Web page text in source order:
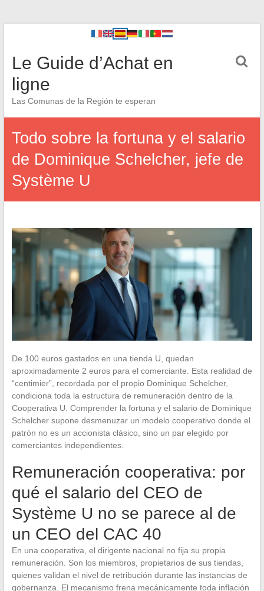
Le Guide d’Achat en
ligne
Las Comunas de la Región te esperan
Todo sobre la fortuna y el salario
de Dominique Schelcher, jefe de
Système U
De 100 euros gastados en una tienda U, quedan
aproximadamente 2 euros para el comerciante. Esta realidad de
“centimier”, recordada por el propio Dominique Schelcher,
condiciona toda la estructura de remuneración dentro de la
Cooperativa U. Comprender la fortuna y el salario de Dominique
Schelcher supone desmenuzar un modelo cooperativo donde el
patrón no es un accionista clásico, sino un par elegido por
comerciantes independientes.
Remuneración cooperativa: por
qué el salario del CEO de
Système U no se parece al de
un CEO del CAC 40
En una cooperativa, el dirigente nacional no fija su propia
remuneración. Son los miembros, propietarios de sus tiendas,
quienes validan el nivel de retribución durante las instancias de
gobernanza. El mecanismo frena mecánicamente toda inflación